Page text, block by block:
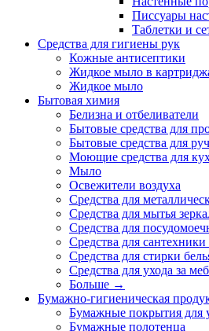
Писсуары
Таблетки и
Средства для гигиены рук
Кожные антисептики
Жидкое мыло в
Жидкое мыло
Бытовая химия
Белизна и отбеливатели
Бытовые средства для
Бытовые средства для
Моющие средства для
Мыло
Освежители воздуха
Средства для
Средства для мытья
Средства для
Средства для
Средства для стирки
Средства для ухода за
Больше →
Бумажно-гигиеническая
Бумажные покрытия для
Бумажные полотенца